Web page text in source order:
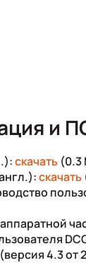
и
скачать (0.3
скачать
4.3 от